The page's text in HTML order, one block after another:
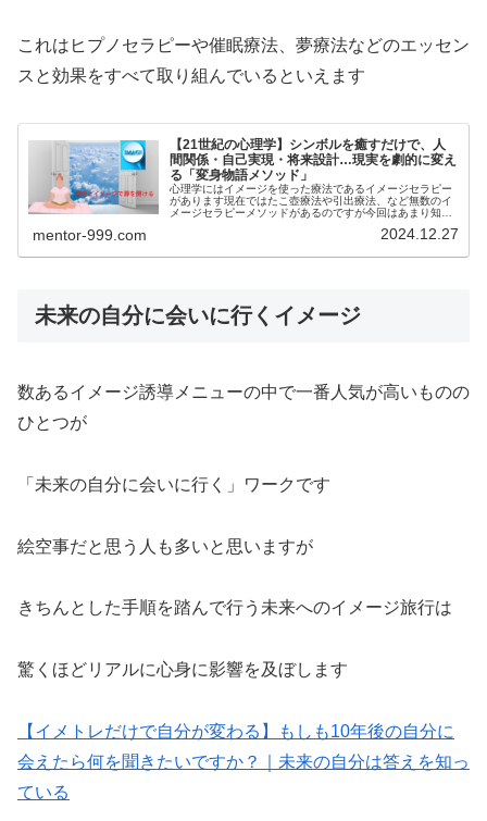
これはヒプノセラピーや催眠療法、夢療法などのエッセン
スと効果をすべて取り組んでいるといえます
【21世紀の心理学】シンボルを癒すだけで、人
間関係・自己実現・将来設計…現実を劇的に変え
る「変身物語メソッド」
心理学にはイメージを使った療法であるイメージセラピー
があります現在ではたこ壺療法や引出療法、など無数のイ
メージセラピーメソッドがあるのですが今回はあまり知ら
mentor-999.com 2024.12.27
未来の自分に会いに行くイメージ
数あるイメージ誘導メニューの中で一番人気が高いものの
ひとつが
「未来の自分に会いに行く」ワークです
絵空事だと思う人も多いと思いますが
きちんとした手順を踏んで行う未来へのイメージ旅行は
驚くほどリアルに心身に影響を及ぼします
【イメトレだけで自分が変わる】もしも10年後の自分に
会えたら何を聞きたいですか？｜未来の自分は答えを知っ
ている